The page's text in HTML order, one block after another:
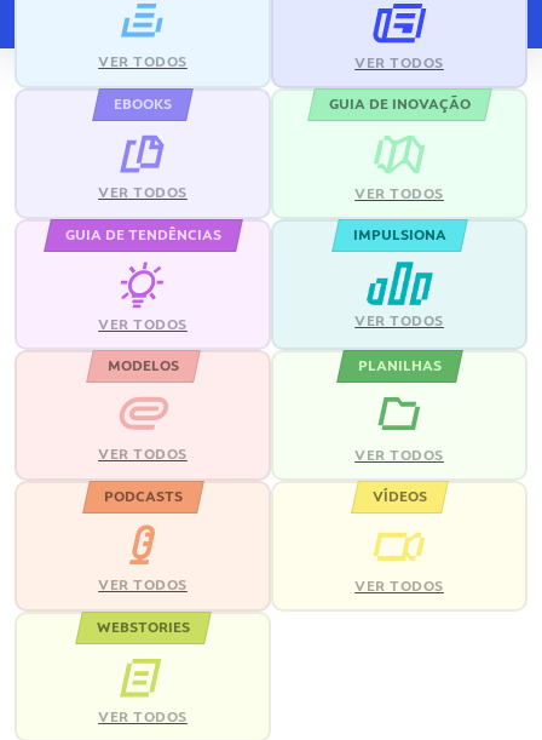
VER TODOS VER TODOS
EBOOKS
VER TODOS
GUIA DE INOVAÇÃO
VER TODOS
GUIA DE TENDÊNCIAS
VER TODOS
IMPULSIONA
VER TODOS
MODELOS
VER TODOS
PLANILHAS
VER TODOS
PODCASTS
VER TODOS
VÍDEOS
VER TODOS
WEBSTORIES
VER TODOS